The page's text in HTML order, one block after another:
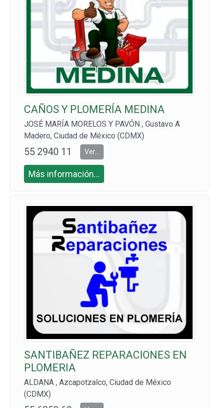
CAÑOS Y PLOMERÍA MEDINA
JOSÉ MARÍA MORELOS Y PAVÓN , Gustavo A
Madero, Ciudad de México (CDMX)
55 2940 11
94
Ver...
Más información...
SANTIBAÑEZ REPARACIONES EN
PLOMERIA
ALDANA , Azcapotzalco, Ciudad de México
(CDMX)